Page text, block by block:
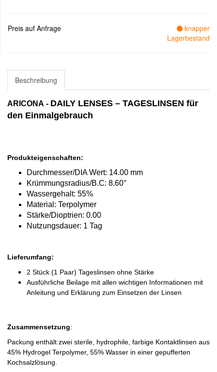
Preis auf Anfrage
knapper
Lagerbestand
Beschreibung
ARICONA - DAILY LENSES – TAGESLINSEN für
den Einmalgebrauch
Produkteigenschaften:
Durchmesser/DIA Wert: 14.00 mm
Krümmungsradius/B.C: 8.60°
Wassergehalt: 55%
Material: Terpolymer
Stärke/Dioptrien: 0.00
Nutzungsdauer: 1 Tag
Lieferumfang:
2 Stück (1 Paar) Tageslinsen ohne Stärke
Ausführliche Beilage mit allen wichtigen Informationen mit
Anleitung und Erklärung zum Einsetzen der Linsen
Zusammensetzung:
Packung enthält zwei sterile, hydrophile, farbige Kontaktlinsen aus
45% Hydrogel Terpolymer, 55% Wasser in einer gepufferten
Kochsalzlösung.